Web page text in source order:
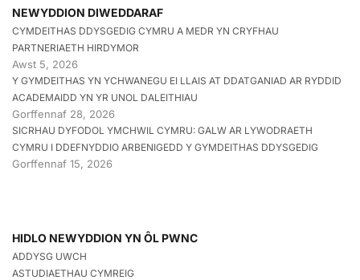
NEWYDDION DIWEDDARAF
CYMDEITHAS DDYSGEDIG CYMRU A MEDR YN CRYFHAU
PARTNERIAETH HIRDYMOR
Awst 5, 2026
Y GYMDEITHAS YN YCHWANEGU EI LLAIS AT DDATGANIAD AR RYDDID
ACADEMAIDD YN YR UNOL DALEITHIAU
Gorffennaf 28, 2026
SICRHAU DYFODOL YMCHWIL CYMRU: GALW AR LYWODRAETH
CYMRU I DDEFNYDDIO ARBENIGEDD Y GYMDEITHAS DDYSGEDIG
Gorffennaf 15, 2026
HIDLO NEWYDDION YN ÔL PWNC
ADDYSG UWCH
ASTUDIAETHAU CYMREIG